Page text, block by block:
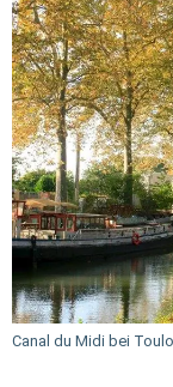
Canal du Midi bei